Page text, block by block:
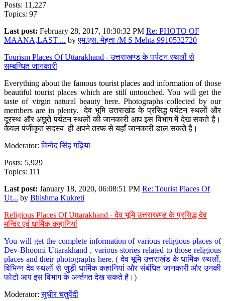
Posts: 11,227
Topics: 97
Last post: February 28, 2017, 10:30:32 PM Re: PHOTO OF
MAANA,LAST ... byएम.एस. मेहता /M S Mehta 9910532720
Tourism Places Of Uttarakhand - उत्तराखण्ड के पर्यटन स्थलों से
सम्बन्धित जानकारी
Everything about the famous tourist places and information of those
beautiful tourist places which are still untouched. You will get the
taste of virgin natural beauty here. Photographs collected by our
members are in plenty. देव भूमि उत्तराखंड के प्रसिद्ध पर्यटन स्थलों और
दूरस्थ और अछूते पर्यटन स्थलों की जानकारी आप इस विभाग में देख सकते है।
केवल पंजीकृत सदस्य ही अपने तरफ से यहाँ जानकारी डाल सकते है।
Moderator:विनोद सिंह गढ़िया
Posts: 5,929
Topics: 111
Last post: January 18, 2020, 06:08:51 PM Re: Tourist Places Of
Ut... by Bhishma Kukreti
Religious Places Of Uttarakhand - देव भूमि उत्तराखण्ड के प्रसिद्ध देव
मन्दिर एवं धार्मिक कहानियां
You will get the complete information of various religious places of
Dev-Bhoomi Uttarakhand , various stories related to those religious
places and their photographs here. ( देव भूमि उत्तराखंड के धार्मिक स्थलों,
विभिन्न देव स्थलों से जुड़ी धार्मिक कहानियां और संबंधित जानकारी और उनकी
फोटो आप इस विभाग के अर्न्तगत देख सकते है।)
Moderator:सुधीर चतुर्वेदी